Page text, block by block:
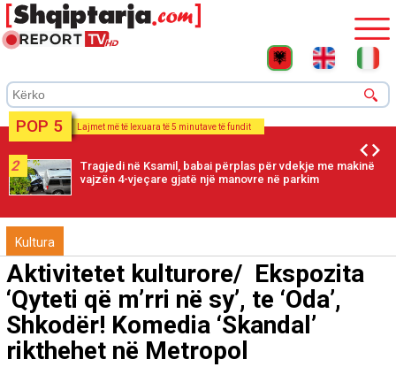
POP 5 Lajmet më të lexuara të 5 minutave të fundit
2
Tragjedi në Ksamil, babai përplas për vdekje me makinë
vajzën 4-vjeçare gjatë një manovre në parkim
Kultura
Aktivitetet kulturore/ Ekspozita
‘Qyteti që m’rri në sy’, te ‘Oda’,
Shkodër! Komedia ‘Skandal’
rikthehet në Metropol